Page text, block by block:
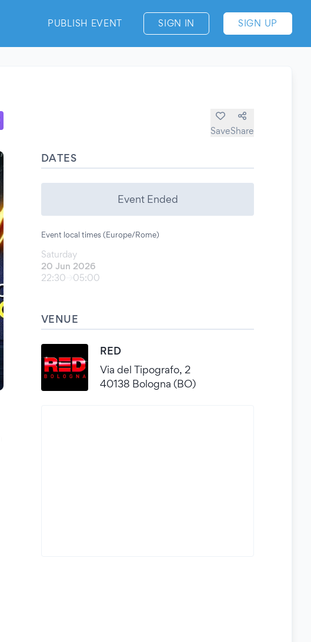
PUBLISH EVENT SIGN IN SIGN UP
SaveShare
DATES
Event Ended
Event local times (Europe/Rome)
Saturday
20 Jun 2026
22:30
05:00
VENUE
RED
Via del Tipografo, 2
40138 Bologna (BO)